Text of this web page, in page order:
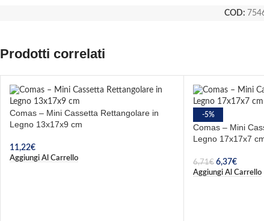
COD:
Prodotti correlati
Comas – Mini Cassetta Rettangolare in
Legno 13x17x9 cm
11,22€
Aggiungi Al Carrello
-5%
Comas – Mini
Legno 17x17x7
6,71€ 6,37€
Aggiungi Al Carrello